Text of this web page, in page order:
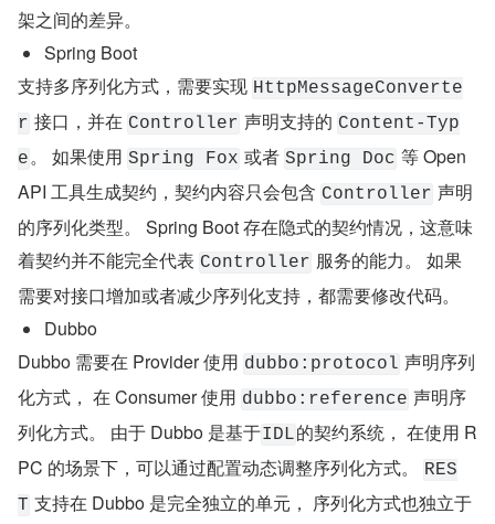
架之间的差异。
Spring Boot
支持多序列化方式，需要实现 HttpMessageConverte
r 接口，并在 Controller 声明支持的 Content-Typ
e。 如果使用 Spring Fox 或者 Spring Doc 等 Open
API 工具生成契约，契约内容只会包含 Controller 声明
的序列化类型。 Spring Boot 存在隐式的契约情况，这意味
着契约并不能完全代表 Controller 服务的能力。 如果
需要对接口增加或者减少序列化支持，都需要修改代码。
Dubbo
Dubbo 需要在 Provider 使用 dubbo:protocol 声明序列
化方式， 在 Consumer 使用 dubbo:reference 声明序
列化方式。 由于 Dubbo 是基于IDL的契约系统， 在使用 R
PC 的场景下，可以通过配置动态调整序列化方式。
RES
T 支持在 Dubbo 是完全独立的单元， 序列化方式也独立于